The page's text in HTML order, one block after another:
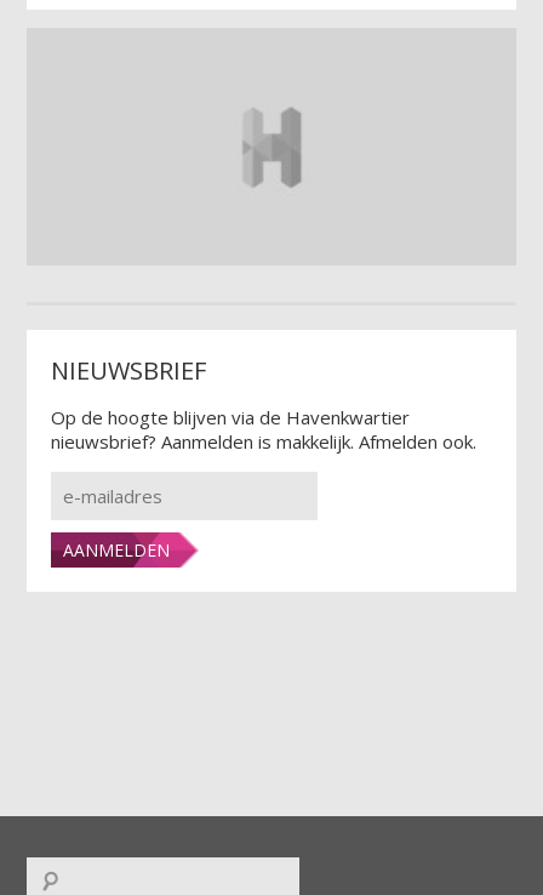
NIEUWSBRIEF
Op de hoogte blijven via de Havenkwartier
nieuwsbrief? Aanmelden is makkelijk. Afmelden ook.